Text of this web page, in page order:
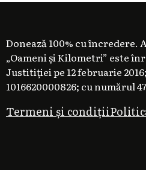
Donează 100% cu
„Oameni și Kilometri” este
Justitiției pe 12 februarie
1016620000826; cu numărul
Termeni și condiții